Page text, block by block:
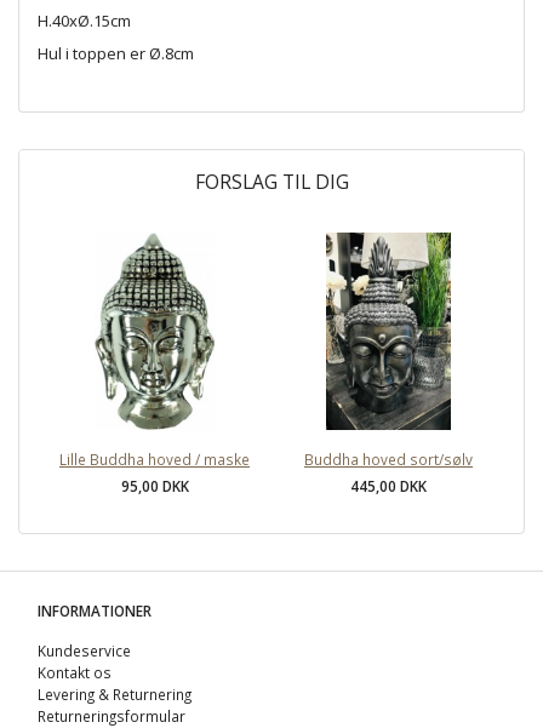
H.40xØ.15cm
Hul i toppen er Ø.8cm
FORSLAG TIL DIG
Lille Buddha hoved / maske
95,00 DKK
Buddha hoved sort/sølv
445,00 DKK
INFORMATIONER
Kundeservice
Kontakt os
Levering & Returnering
Returneringsformular